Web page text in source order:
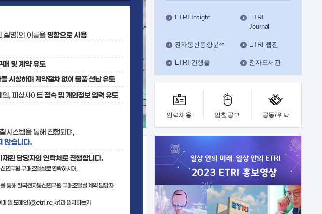
호남권연구본부
수도권연구본부
기획본부
사업화본부
행정본부
대외협력부
ETRI Insight
ETRI
Journal
전자통신동향분석 ETRI 웹진
ETRI 간행물 전자도서관
인력채용 입찰공고 공동/위탁
기술사업화플랫폼/기술이전
기술예고 중소기업 지원
보유특허 이전가능 기술